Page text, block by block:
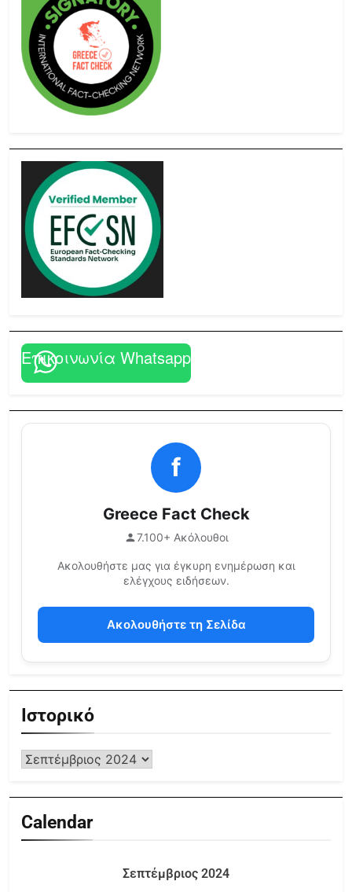
Επικοινωνία Whatsapp
f
Greece Fact Check
7.100+ Ακόλουθοι
Ακολουθήστε μας για έγκυρη ενημέρωση και
ελέγχους ειδήσεων.
Ακολουθήστε τη Σελίδα
Ιστορικό
Calendar
Σεπτέμβριος 2024